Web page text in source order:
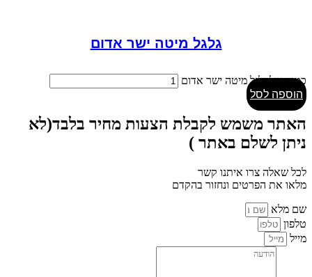
גלגל מיטה ישר אדום
כמות של גלגל מיטה ישר אדום
הוספה לסל
האתר משמש לקבלת הצעות מחיר בלבד(לא
ניתן לשלם באתר )
לכל שאלה צרו איתנו קשר
מלאו את הפרטים ונחזור בהקדם
שם מלא
טלפון
מייל